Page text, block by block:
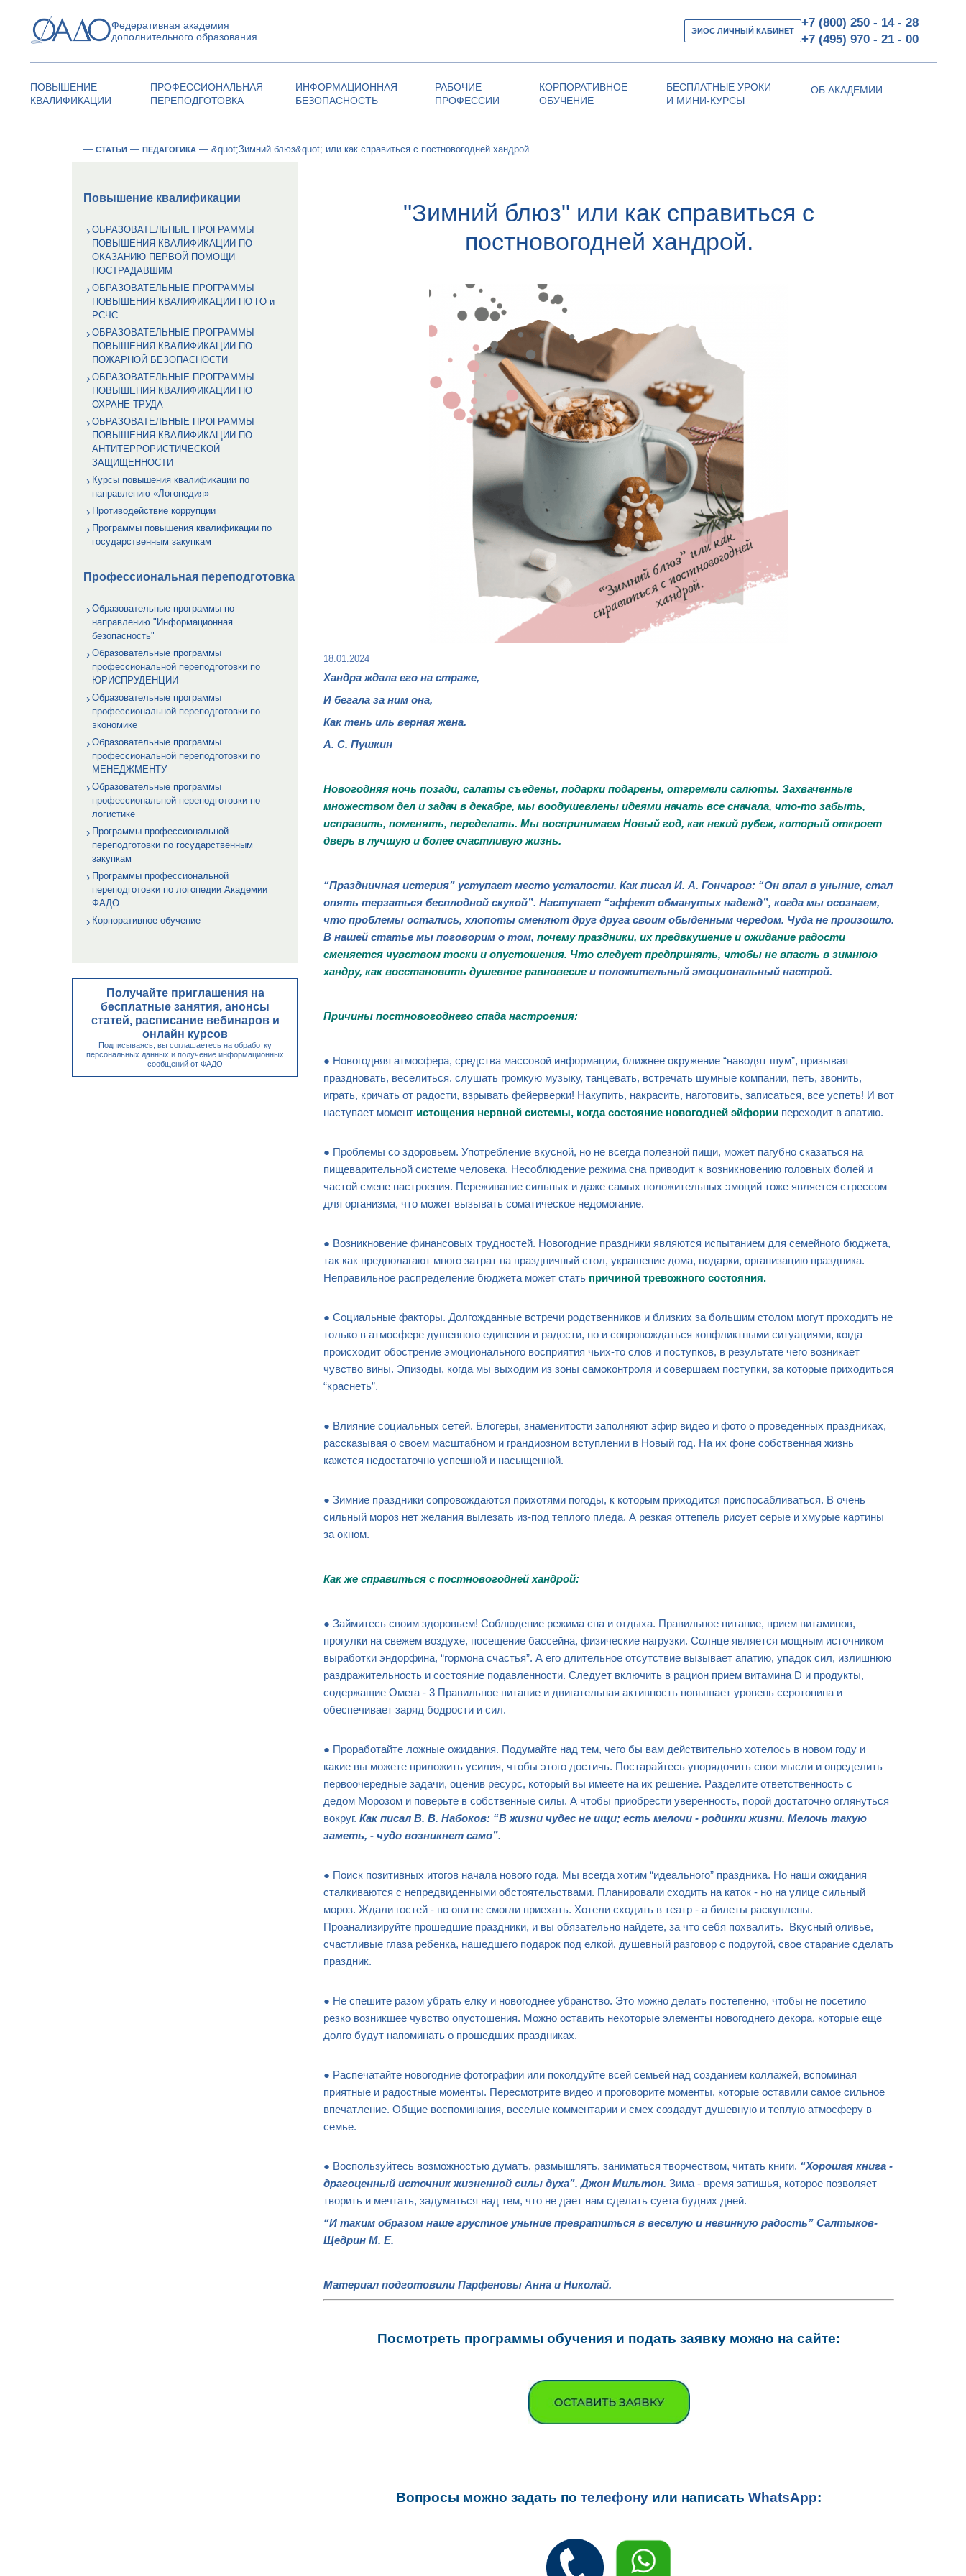
Федеративная академия
дополнительного образования
ЭИОС ЛИЧНЫЙ КАБИНЕТ
+7 (800) 250 - 14 - 28
+7 (495) 970 - 21 - 00
ПОВЫШЕНИЕ
КВАЛИФИКАЦИИ
ПРОФЕССИОНАЛЬНАЯ
ПЕРЕПОДГОТОВКА
ИНФОРМАЦИОННАЯ
БЕЗОПАСНОСТЬ
РАБОЧИЕ
ПРОФЕССИИ
КОРПОРАТИВНОЕ
ОБУЧЕНИЕ
БЕСПЛАТНЫЕ УРОКИ
И МИНИ-КУРСЫ
ОБ АКАДЕМИИ
— СТАТЬИ — ПЕДАГОГИКА — &quot;Зимний блюз&quot; или как справиться с постновогодней хандрой.
Повышение квалификации
ОБРАЗОВАТЕЛЬНЫЕ ПРОГРАММЫ
ПОВЫШЕНИЯ КВАЛИФИКАЦИИ ПО
ОКАЗАНИЮ ПЕРВОЙ ПОМОЩИ
ПОСТРАДАВШИМ
ОБРАЗОВАТЕЛЬНЫЕ ПРОГРАММЫ
ПОВЫШЕНИЯ КВАЛИФИКАЦИИ ПО ГО и
РСЧС
ОБРАЗОВАТЕЛЬНЫЕ ПРОГРАММЫ
ПОВЫШЕНИЯ КВАЛИФИКАЦИИ ПО
ПОЖАРНОЙ БЕЗОПАСНОСТИ
ОБРАЗОВАТЕЛЬНЫЕ ПРОГРАММЫ
ПОВЫШЕНИЯ КВАЛИФИКАЦИИ ПО
ОХРАНЕ ТРУДА
ОБРАЗОВАТЕЛЬНЫЕ ПРОГРАММЫ
ПОВЫШЕНИЯ КВАЛИФИКАЦИИ ПО
АНТИТЕРРОРИСТИЧЕСКОЙ
ЗАЩИЩЕННОСТИ
Курсы повышения квалификации по
направлению «Логопедия»
Противодействие коррупции
Программы повышения квалификации по
государственным закупкам
Профессиональная переподготовка
Образовательные программы по
направлению "Информационная
безопасность"
Образовательные программы
профессиональной переподготовки по
ЮРИСПРУДЕНЦИИ
Образовательные программы
профессиональной переподготовки по
экономике
Образовательные программы
профессиональной переподготовки по
МЕНЕДЖМЕНТУ
Образовательные программы
профессиональной переподготовки по
логистике
Программы профессиональной
переподготовки по государственным
закупкам
Программы профессиональной
переподготовки по логопедии Академии
ФАДО
Корпоративное обучение
Получайте приглашения на
бесплатные занятия, анонсы
статей, расписание вебинаров и
онлайн курсов
Подписываясь, вы соглашаетесь на обработку
персональных данных и получение информационных
сообщений от ФАДО
"Зимний блюз" или как справиться с
постновогодней хандрой.
18.01.2024
Хандра ждала его на страже,
И бегала за ним она,
Как тень иль верная жена.
А. С. Пушкин
Новогодняя ночь позади, салаты съедены, подарки подарены, отгремели салюты. Захваченные
множеством дел и задач в декабре, мы воодушевлены идеями начать все сначала, что-то забыть,
исправить, поменять, переделать. Мы воспринимаем Новый год, как некий рубеж, который откроет
дверь в лучшую и более счастливую жизнь.
“Праздничная истерия” уступает место усталости. Как писал И. А. Гончаров: “Он впал в уныние, стал
опять терзаться бесплодной скукой”. Наступает “эффект обманутых надежд”, когда мы осознаем,
что проблемы остались, хлопоты сменяют друг друга своим обыденным чередом. Чуда не произошло.
В нашей статье мы поговорим о том, почемупраздники, их предвкушение и ожидание радости
сменяется чувством тоски и опустошения. Что следует предпринять, чтобы не впасть в зимнюю
хандру, как восстановить душевное равновесие и положительный эмоциональный настрой.
Причины постновогоднего спада настроения:
● Новогодняя атмосфера, средства массовой информации, ближнее окружение “наводят шум”, призывая
праздновать, веселиться. слушать громкую музыку, танцевать, встречать шумные компании, петь, звонить,
играть, кричать от радости, взрывать фейерверки! Накупить, накрасить, наготовить, записаться, все успеть! И вот
наступает момент истощения нервной системы, когда состояние новогодней эйфории переходит в апатию.
● Проблемы со здоровьем. Употребление вкусной, но не всегда полезной пищи, может пагубно сказаться на
пищеварительной системе человека. Несоблюдение режима сна приводит к возникновению головных болей и
частой смене настроения. Переживание сильных и даже самых положительных эмоций тоже является стрессом
для организма, что может вызывать соматическое недомогание.
● Возникновение финансовых трудностей. Новогодние праздники являются испытанием для семейного бюджета,
так как предполагают много затрат на праздничный стол, украшение дома, подарки, организацию праздника.
Неправильное распределение бюджета может стать причиной тревожного состояния.
● Социальные факторы. Долгожданные встречи родственников и близких за большим столом могут проходить не
только в атмосфере душевного единения и радости, но и сопровождаться конфликтными ситуациями, когда
происходит обострение эмоционального восприятия чьих-то слов и поступков, в результате чего возникает
чувство вины. Эпизоды, когда мы выходим из зоны самоконтроля и совершаем поступки, за которые приходиться
“краснеть”.
● Влияние социальных сетей. Блогеры, знаменитости заполняют эфир видео и фото о проведенных праздниках,
рассказывая о своем масштабном и грандиозном вступлении в Новый год. На их фоне собственная жизнь
кажется недостаточно успешной и насыщенной.
● Зимние праздники сопровождаются прихотями погоды, к которым приходится приспосабливаться. В очень
сильный мороз нет желания вылезать из-под теплого пледа. А резкая оттепель рисует серые и хмурые картины
за окном.
Как же справиться с постновогодней хандрой:
● Займитесь своим здоровьем! Соблюдение режима сна и отдыха. Правильное питание, прием витаминов,
прогулки на свежем воздухе, посещение бассейна, физические нагрузки. Солнце является мощным источником
выработки эндорфина, “гормона счастья”. А его длительное отсутствие вызывает апатию, упадок сил, излишнюю
раздражительность и состояние подавленности. Следует включить в рацион прием витамина D и продукты,
содержащие Омега - 3 Правильное питание и двигательная активность повышает уровень серотонина и
обеспечивает заряд бодрости и сил.
● Проработайте ложные ожидания. Подумайте над тем, чего бы вам действительно хотелось в новом году и
какие вы можете приложить усилия, чтобы этого достичь. Постарайтесь упорядочить свои мысли и определить
первоочередные задачи, оценив ресурс, который вы имеете на их решение. Разделите ответственность с
дедом Морозом и поверьте в собственные силы. А чтобы приобрести уверенность, порой достаточно оглянуться
вокруг. Как писал В. В. Набоков: “В жизни чудес не ищи; есть мелочи - родинки жизни. Мелочь такую
заметь, - чудо возникнет само”.
● Поиск позитивных итогов начала нового года. Мы всегда хотим “идеального” праздника. Но наши ожидания
сталкиваются с непредвиденными обстоятельствами. Планировали сходить на каток - но на улице сильный
мороз. Ждали гостей - но они не смогли приехать. Хотели сходить в театр - а билеты раскуплены.
Проанализируйте прошедшие праздники, и вы обязательно найдете, за что себя похвалить. Вкусный оливье,
счастливые глаза ребенка, нашедшего подарок под елкой, душевный разговор с подругой, свое старание сделать
праздник.
● Не спешите разом убрать елку и новогоднее убранство. Это можно делать постепенно, чтобы не посетило
резко возникшее чувство опустошения. Можно оставить некоторые элементы новогоднего декора, которые еще
долго будут напоминать о прошедших праздниках.
● Распечатайте новогодние фотографии или поколдуйте всей семьей над созданием коллажей, вспоминая
приятные и радостные моменты. Пересмотрите видео и проговорите моменты, которые оставили самое сильное
впечатление. Общие воспоминания, веселые комментарии и смех создадут душевную и теплую атмосферу в
семье.
● Воспользуйтесь возможностью думать, размышлять, заниматься творчеством, читать книги. “Хорошая книга -
драгоценный источник жизненной силы духа”. Джон Мильтон. Зима - время затишья, которое позволяет
творить и мечтать, задуматься над тем, что не дает нам сделать суета будних дней.
“И таким образом наше грустное уныние превратиться в веселую и невинную радость” Салтыков-
Щедрин М. Е.
Материал подготовили Парфеновы Анна и Николай.
Посмотреть программы обучения и подать заявку можно на сайте:
Вопросы можно задать по телефону или написать WhatsApp: